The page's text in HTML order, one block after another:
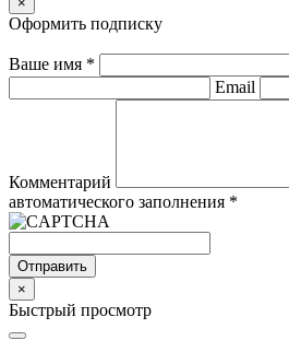
Оформить подписку
Ваше имя *
Email
Комментарий
автоматического заполнения *
Отправить
×
Быстрый просмотр